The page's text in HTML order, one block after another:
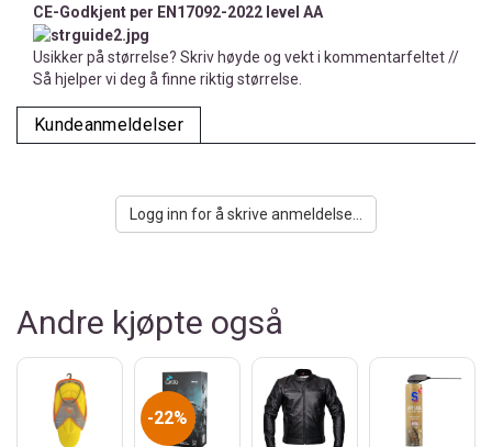
CE-Godkjent per EN17092-2022 level AA
Usikker på størrelse? Skriv høyde og vekt i kommentarfeltet //
Så hjelper vi deg å finne riktig størrelse.
Kundeanmeldelser
Logg inn for å skrive anmeldelse...
Andre kjøpte også
22%